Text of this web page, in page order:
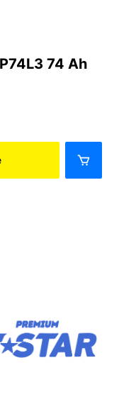
74 Ah